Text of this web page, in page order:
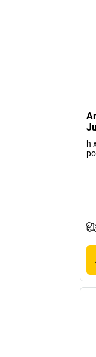
h